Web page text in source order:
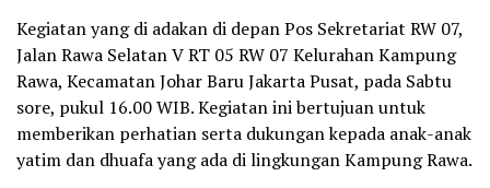
Kegiatan yang di adakan di depan Pos Sekretariat RW 07,
Jalan Rawa Selatan V RT 05 RW 07 Kelurahan Kampung
Rawa, Kecamatan Johar Baru Jakarta Pusat, pada Sabtu
sore, pukul 16.00 WIB. Kegiatan ini bertujuan untuk
memberikan perhatian serta dukungan kepada anak-anak
yatim dan dhuafa yang ada di lingkungan Kampung Rawa.